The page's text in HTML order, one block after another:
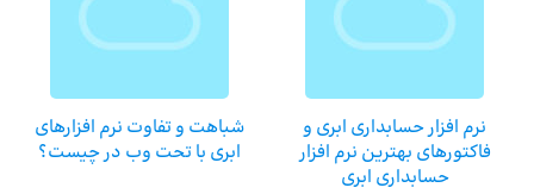
نرم افزار حسابداری ابری و
فاکتورهای بهترین نرم افزار
حسابداری ابری
شباهت و تفاوت نرم افزارهای
ابری با تحت وب در چیست؟